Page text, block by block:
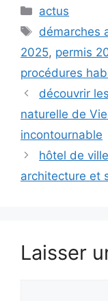
Catégories
actus
Étiquettes
démarches
2025, permis
procédures
découvrir
naturelle de
incontournable
hôtel de
architecture et
Laisser